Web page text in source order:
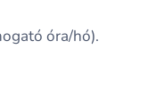
óra/hó).